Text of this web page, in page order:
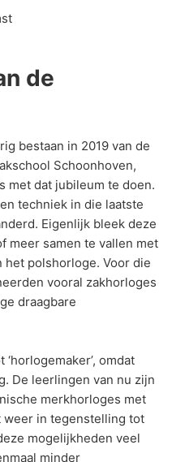
de
bestaan in 2019 van de
Schoonhoven,
met dat jubileum te doen.
techniek in die laatste
Eigenlijk bleek deze
meer samen te vallen met
het polshorloge. Voor die
vooral zakhorloges
draagbare
omdat
De leerlingen van nu zijn
merkhorloges met
in tegenstelling tot
mogelijkheden veel
minder